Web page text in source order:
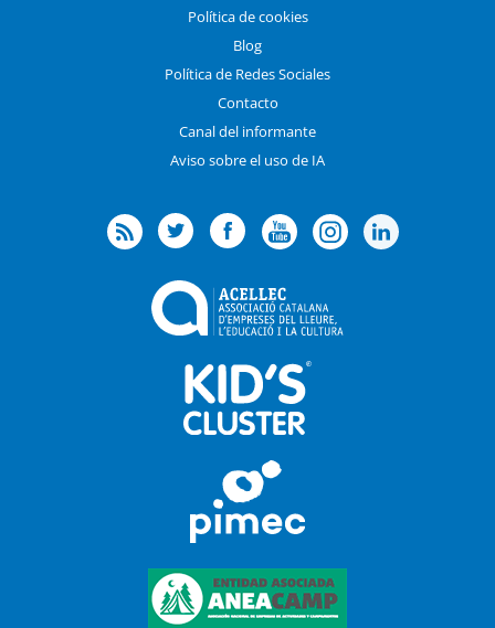
Política de cookies
Blog
Política de Redes Sociales
Contacto
Canal del informante
Aviso sobre el uso de IA